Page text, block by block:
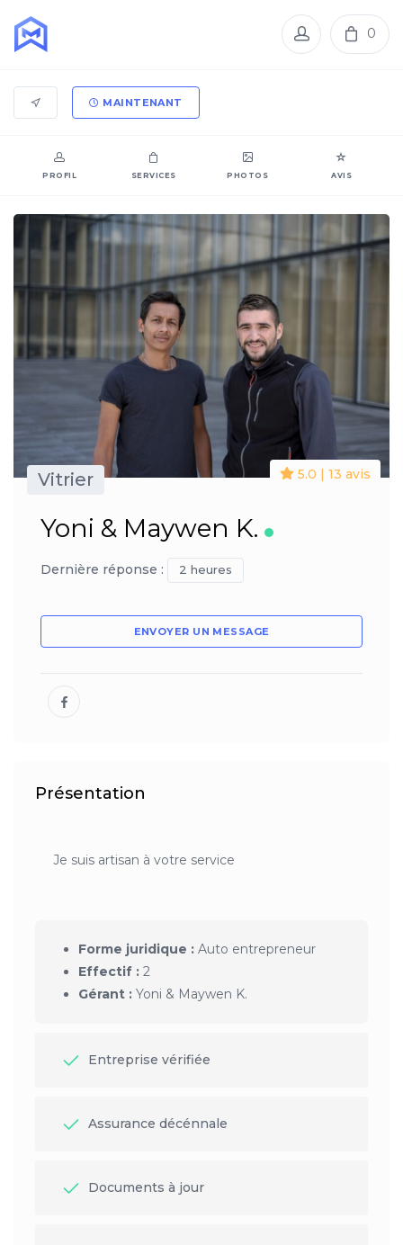
0
MAINTENANT
PROFIL SERVICES PHOTOS AVIS
5.0 | 13 avis
Vitrier
Yoni & Maywen K.
Dernière réponse : 2 heures
ENVOYER UN MESSAGE
Présentation
Je suis artisan à votre service
Forme juridique : Auto entrepreneur
Effectif : 2
Gérant : Yoni & Maywen K.
Entreprise vérifiée
Assurance décénnale
Documents à jour